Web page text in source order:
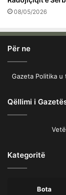
08/05/2026
Për ne
Gazeta Politika
Qëllimi i
Kategoritë
Bota